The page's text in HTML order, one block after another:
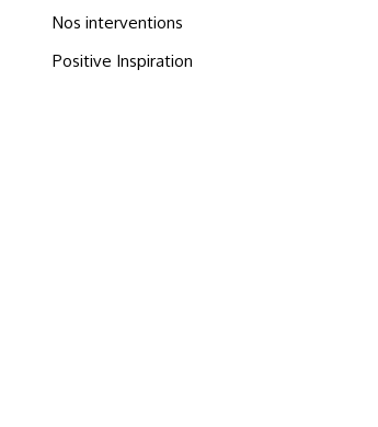
Nos interventions
Positive Inspiration